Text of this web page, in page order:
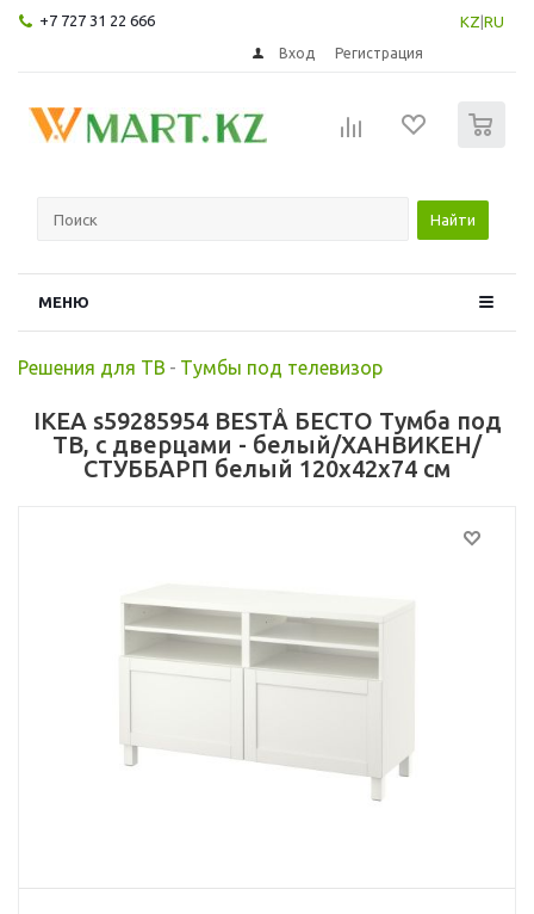
+7 727 31 22 666 KZ RU
Вход Регистрация
Найти
МЕНЮ
Решения для ТВ - Тумбы под телевизор
IKEA s59285954 BESTÅ БЕСТО Тумба под
ТВ, с дверцами - белый/ХАНВИКЕН/
СТУББАРП белый 120x42x74 см